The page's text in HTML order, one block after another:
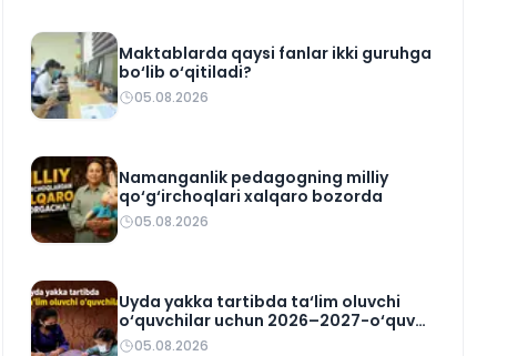
Maktablarda qaysi fanlar ikki guruhga
bo‘lib o‘qitiladi?
05.08.2026
Namanganlik pedagogning milliy
qo‘g‘irchoqlari xalqaro bozorda
05.08.2026
Uyda yakka tartibda ta‘lim oluvchi
o‘quvchilar uchun 2026–2027-o‘quv
rejasi tasdiqlandi
05.08.2026